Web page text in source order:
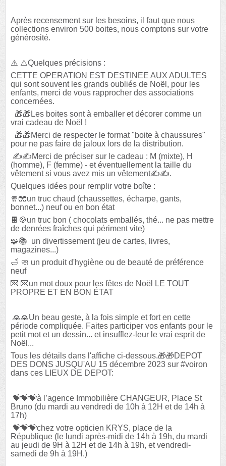
Après recensement sur les besoins, il faut que nous
collections environ 500 boites, nous comptons sur votre
générosité.
⚠️ ⚠️Quelques précisions :
CETTE OPERATION EST DESTINEE AUX ADULTES
qui sont souvent les grands oubliés de Noël, pour les
enfants, merci de vous rapprocher des associations
concernées.
🎁🎁Les boites sont à emballer et décorer comme un
vrai cadeau de Noël !
🎁🎁Merci de respecter le format "boite à chaussures"
pour ne pas faire de jaloux lors de la distribution.
✍️✍️Merci de préciser sur le cadeau : M (mixte), H
(homme), F (femme) - et éventuellement la taille du
vêtement si vous avez mis un vêtement✍️✍️.
Quelques idées pour remplir votre boîte :
🧣🧤un truc chaud (chaussettes, écharpe, gants,
bonnet...) neuf ou en bon état
🍫🍪un truc bon ( chocolats emballés, thé... ne pas mettre
de denrées fraîches qui périment vite)
🧩📚 un divertissement (jeu de cartes, livres,
magazines...)
🛁 🧼 un produit d'hygiène ou de beauté de préférence
neuf
💌 💌un mot doux pour les fêtes de Noël LE TOUT
PROPRE ET EN BON ÉTAT
🙏🙏Un beau geste, à la fois simple et fort en cette
période compliquée. Faites participer vos enfants pour le
petit mot et un dessin... et insufflez-leur le vrai esprit de
Noël...
Tous les détails dans l'affiche ci-dessous.🎁🎁DEPOT
DES DONS JUSQU'AU 15 décembre 2023 sur #voiron
dans ces LIEUX DE DEPOT:
💝💝💝à l’agence Immobilière CHANGEUR, Place St
Bruno (du mardi au vendredi de 10h à 12H et de 14h à
17h)
💝💝💝chez votre opticien KRYS, place de la
République (le lundi après-midi de 14h à 19h, du mardi
au jeudi de 9H à 12H et de 14h à 19h, et vendredi-
samedi de 9h à 19H.)